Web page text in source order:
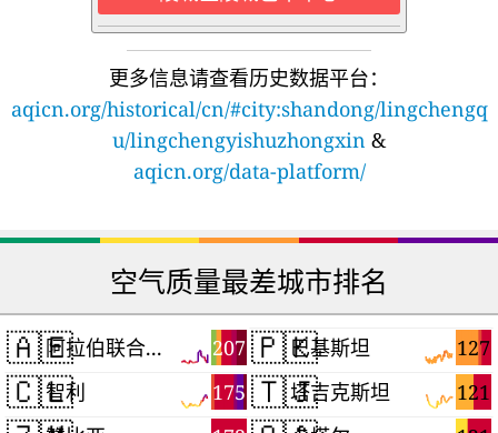
更多信息请查看历史数据平台：
aqicn.org/historical/cn/#city:shandong/lingchengq
u/lingchengyishuzhongxin &
aqicn.org/data-platform/
空气质量最差城市排名
🇦🇪 207
阿拉伯联合酋长国
🇨🇱 175
智利
🇵🇰 127
巴基斯坦
🇹🇯 121
塔吉克斯坦